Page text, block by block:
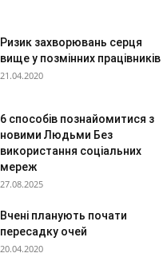
Ризик захворювань серця
вище у позмінних працівників
21.04.2020
6 способів познайомитися з
новими Людьми Без
використання соціальних
мереж
27.08.2025
Вчені планують почати
пересадку очей
20.04.2020